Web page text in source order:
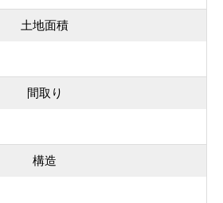
土地面積
間取り
構造